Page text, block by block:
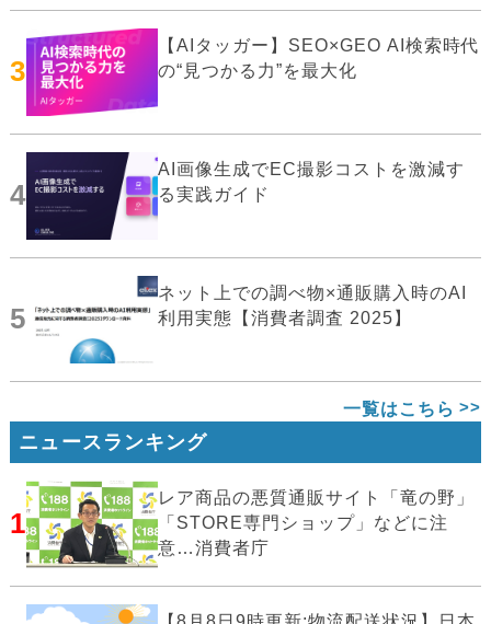
3
【AIタッガー】SEO×GEO AI検索時代
の“見つかる力”を最大化
4
AI画像生成でEC撮影コストを激減す
る実践ガイド
5
ネット上での調べ物×通販購入時のAI
利用実態【消費者調査 2025】
一覧はこちら
ニュースランキング
1
レア商品の悪質通販サイト「竜の野」
「STORE専門ショップ」などに注
意…消費者庁